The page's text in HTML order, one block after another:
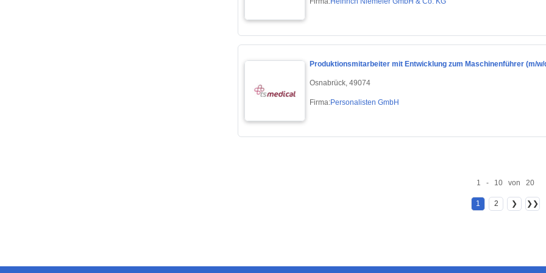
Produktionsmitarbeiter mit Entwicklung zum Maschinenführer (m/w/
Osnabrück, 49074
Firma:Personalisten GmbH
1 - 10 von 20
1 2 ❯ ❯❯